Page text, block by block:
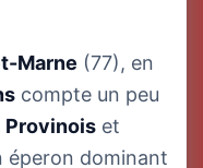
Marne (77), en
compte un peu
Provinois et
éperon dominant